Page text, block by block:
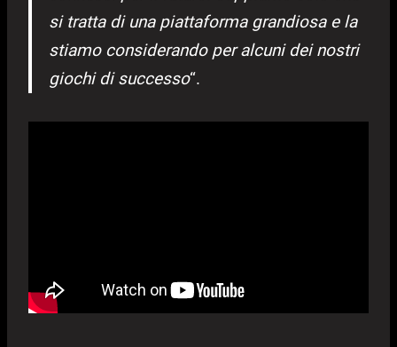
si tratta di una piattaforma grandiosa e la
stiamo considerando per alcuni dei nostri
giochi di successo“.